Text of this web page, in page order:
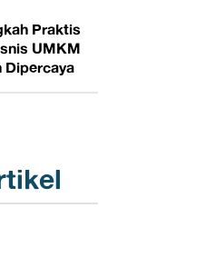
Praktis
UMKM
Dipercaya